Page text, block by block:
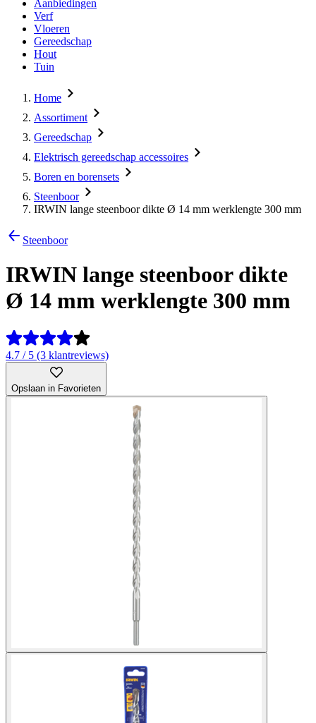
Aanbiedingen
Verf
Vloeren
Gereedschap
Hout
Tuin
Home
Assortiment
Gereedschap
Elektrisch gereedschap accessoires
Boren en borensets
Steenboor
IRWIN lange steenboor dikte Ø 14 mm werklengte 300 mm
Steenboor
IRWIN lange steenboor dikte
Ø 14 mm werklengte 300 mm
4.7 / 5 (3 klantreviews)
Opslaan in Favorieten